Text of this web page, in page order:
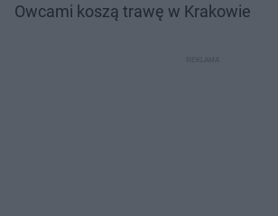
Owcami koszą trawę w Krakowie